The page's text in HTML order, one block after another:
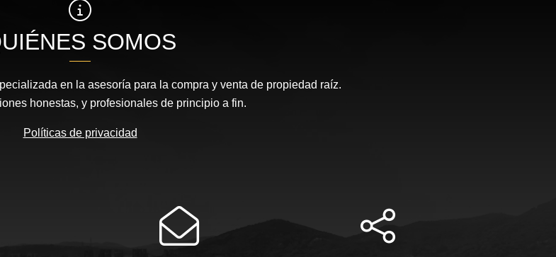
SOMOS
en la asesoría para la compra y venta de propiedad raíz.
honestas, y profesionales de principio a fin.
Políticas de privacidad